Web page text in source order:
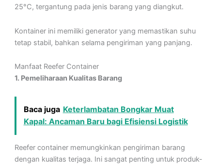
25°C, tergantung pada jenis barang yang diangkut.
Kontainer ini memiliki generator yang memastikan suhu
tetap stabil, bahkan selama pengiriman yang panjang.
Manfaat Reefer Container
1. Pemeliharaan Kualitas Barang
Baca juga Keterlambatan Bongkar Muat
Kapal: Ancaman Baru bagi Efisiensi Logistik
Reefer container memungkinkan pengiriman barang
dengan kualitas terjaga. Ini sangat penting untuk produk-